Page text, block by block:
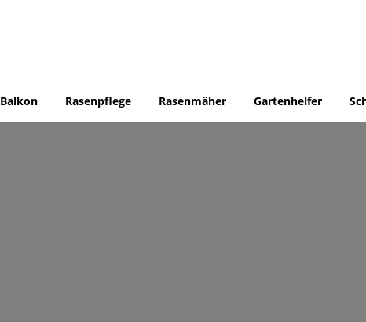
Balkon Rasenpflege Rasenmäher Gartenhelfer